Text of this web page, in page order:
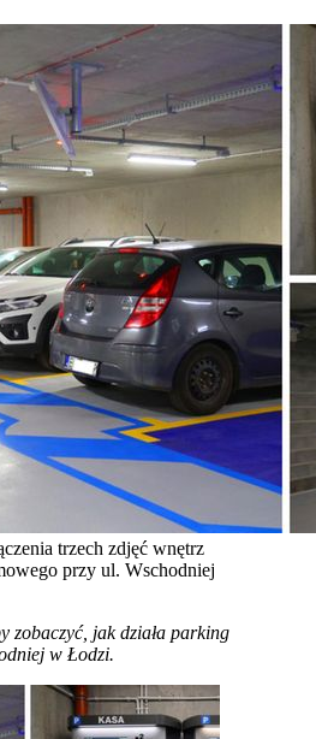
trzech zdjęć wnętrz
przy ul. Wschodniej
zobaczyć, jak działa parking
w Łodzi.